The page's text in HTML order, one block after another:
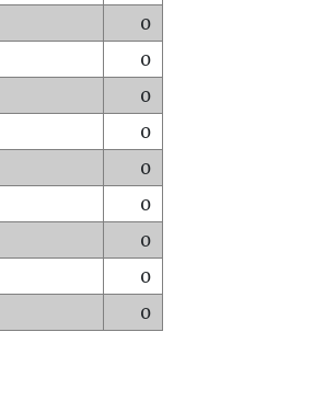
0
0
0
0
0
0
0
0
0